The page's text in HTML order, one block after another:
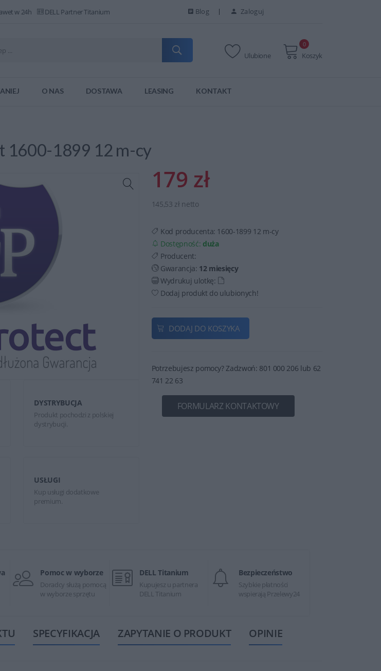
w 24h DELL Partner Titanium Blog Zaloguj
Ulubione Koszyk
0
O NAS DOSTAWA LEASING KONTAKT
1600-1899 12 m-cy
DYSTRYBUCJA
Produkt pochodzi z polskiej
dystrybucji.
USŁUGI
Kup usługi dodatkowe
premium.
179 zł
145,53 zł netto
Kod producenta: 1600-1899 12 m-cy
Dostępność: duża
Producent:
Gwarancja: 12 miesięcy
Wydrukuj ulotkę:
Dodaj produkt do ulubionych!
DODAJ DO KOSZYKA
Potrzebujesz pomocy? Zadzwoń: 801 000 206 lub 62
741 22 63
FORMULARZ KONTAKTOWY
Pomoc w wyborze
Doradcy służą pomocą
w wyborze sprzętu
DELL Titanium
Kupujesz u partnera
DELL Titanium
Bezpieczeństwo
Szybkie płatności
wspierają Przelewy24
SPECYFIKACJA ZAPYTANIE O PRODUKT OPINIE